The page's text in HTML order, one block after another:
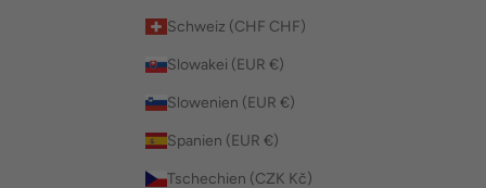
Schweiz (CHF CHF)
Slowakei (EUR €)
Slowenien (EUR €)
Spanien (EUR €)
Tschechien (CZK Kč)